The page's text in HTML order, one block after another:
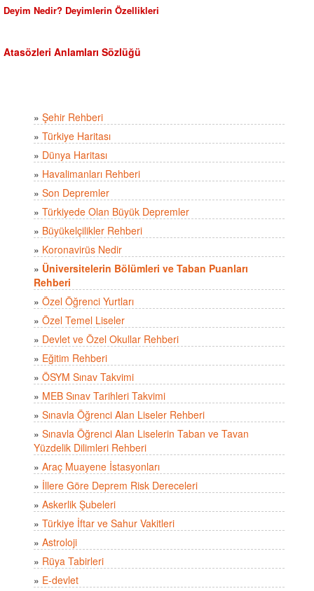
Deyim Nedir? Deyimlerin Özellikleri
Atasözleri Anlamları Sözlüğü
» Şehir Rehberi
» Türkiye Haritası
» Dünya Haritası
» Havalimanları Rehberi
» Son Depremler
» Türkiyede Olan Büyük Depremler
» Büyükelçilikler Rehberi
» Koronavirüs Nedir
» Üniversitelerin Bölümleri ve Taban Puanları
Rehberi
» Özel Öğrenci Yurtları
» Özel Temel Liseler
» Devlet ve Özel Okullar Rehberi
» Eğitim Rehberi
» ÖSYM Sınav Takvimi
» MEB Sınav Tarihleri Takvimi
» Sınavla Öğrenci Alan Liseler Rehberi
» Sınavla Öğrenci Alan Liselerin Taban ve Tavan
Yüzdelik Dilimleri Rehberi
» Araç Muayene İstasyonları
» İllere Göre Deprem Risk Dereceleri
» Askerlik Şubeleri
» Türkiye İftar ve Sahur Vakitleri
» Astroloji
» Rüya Tabirleri
» E-devlet